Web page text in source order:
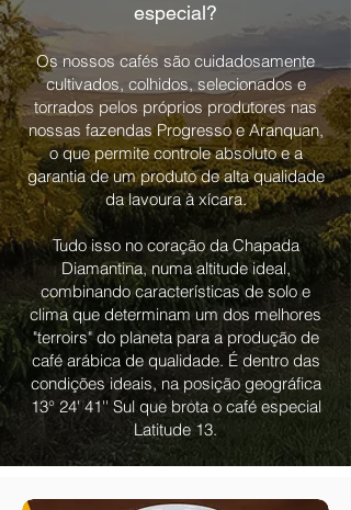
especial?
Os nossos cafés são cuidadosamente
cultivados, colhidos, selecionados e
torrados pelos próprios produtores nas
nossas fazendas Progresso e Aranquan,
o que permite controle absoluto e a
garantia de um produto de alta qualidade
da lavoura à xícara.
Tudo isso no coração da Chapada
Diamantina, numa altitude ideal,
combinando características de solo e
clima que determinam um dos melhores
"terroirs" do planeta para a produção de
café arábica de qualidade. É dentro das
condições ideais, na posição geográfica
13° 24' 41'' Sul que brota o café especial
Latitude 13.